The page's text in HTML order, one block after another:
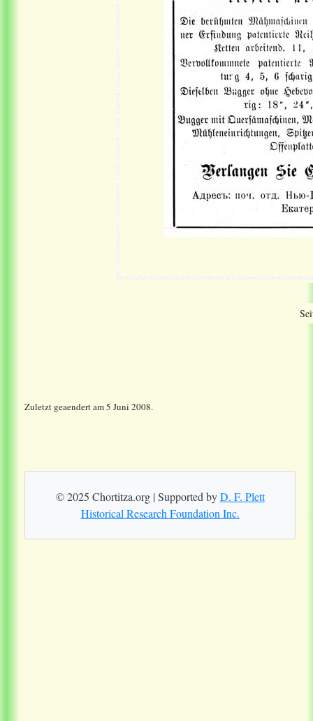
Zuletzt geaendert am 5 Juni 2008.
© 2025 Chortitza.org | Supported byD. F. Plett
Historical Research Foundation Inc.